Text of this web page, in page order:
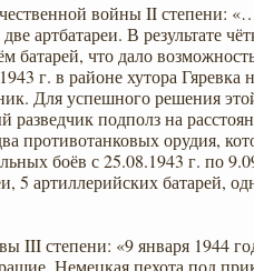
войны II степени:
артбатареи. В результате
батарей, что дало
г. в районе хутора
Для успешного решения
подполз на
противотанковых орудия,
боёв с 25.08.1943 г. по
5 артиллерийских батарей,
III степени: «9 января 1944
Немецкая пехота под